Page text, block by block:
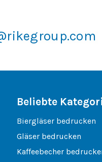
Beliebte
Biergläser bedrucken
Gläser bedrucken
Kaffeebecher